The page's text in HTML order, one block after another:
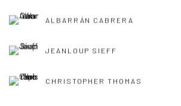
ALBARRÁN CABRERA
JEANLOUP SIEFF
CHRISTOPHER THOMAS